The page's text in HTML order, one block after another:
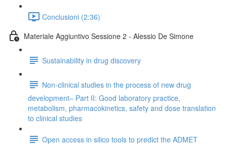
Conclusioni (2:36)
Materiale Aggiuntivo Sessione 2 - Alessio De Simone
Sustainability in drug discovery
Non-clinical studies in the process of new drug
development– Part II: Good laboratory practice,
metabolism, pharmacokinetics, safety and dose translation
to clinical studies
Open access in silico tools to predict the ADMET